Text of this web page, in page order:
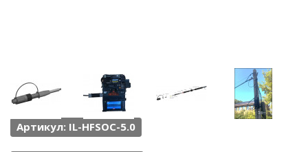
Артикул: IL-HFSOC-5.0